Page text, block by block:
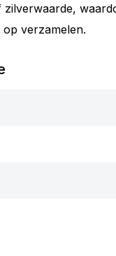
op verzamelen.